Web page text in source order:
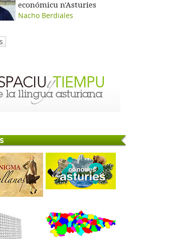
económicu n'Asturies
Nacho Berdiales